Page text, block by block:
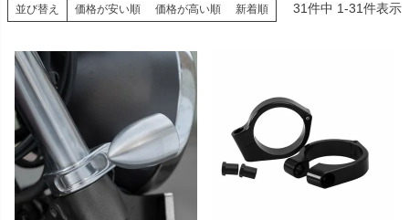
並び替え 価格が安い順 価格が高い順 新着順 31件中 1-31件表示